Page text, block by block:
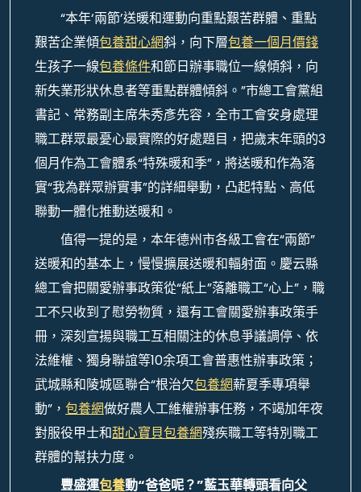
“本年‘兩節’送暖和運動向重點艱苦群體、重點
艱苦企業傾包養甜心網斜，向下層包養一個月價錢
生孩子一線包養條件和節日辦事職位一線傾斜，向
新失業形狀休息者等重點群體傾斜。”市總工會黨組
書記、常務副主席朱秀彥先容，全市工會安身處理
職工群眾最憂心最實際的好處題目，把歲末年頭的3
個月作為工會體系“特殊暖和季”，將送暖和作為落
實“我為群眾辦實事”的詳細舉動，凸起特點、高低
聯動一體化推動送暖和。
值得一提的是，本年德州市各級工會在“兩節”
送暖和的基本上，慢慢擴展送暖和輻射面。慶云縣
總工會把關愛辦事政策從“紙上”落離職工“心上”，職
工不只收到了慰勞物質，還有工會關愛辦事政策手
冊，深刻宣揚與職工互相關注的休息爭議調停、依
法維權、獨身聯誼等10余項工會普惠性辦事政策；
武城縣和陵城區聯合“根治欠包養網薪夏季專項舉
動”， 包養網做好農人工維權辦事任務，不竭加年夜
對服役甲士和甜心寶貝包養網殘疾職工等特別職工
群體的幫扶力度。
豐盛運包養動“爸爸呢？”藍玉華轉頭看向父